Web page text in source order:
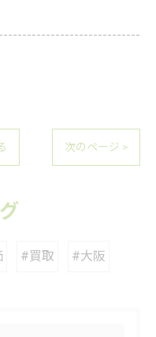
次のページ >
#買取 #大阪